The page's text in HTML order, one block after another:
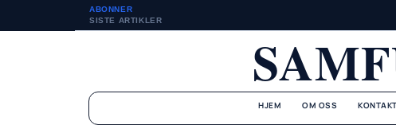
ABONNER
SISTE ARTIKLER
HJEM OM OSS KONTAKT